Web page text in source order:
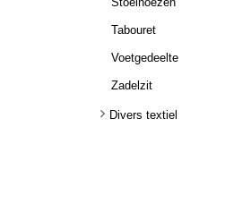
Tabouret
Voetgedeelte
Zadelzit
Divers textiel